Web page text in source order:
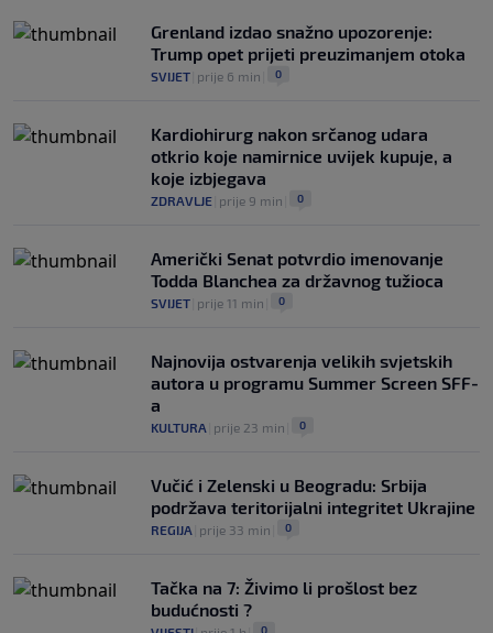
se uključio u utrku za Lukakua
NOGOMET|7. aug.| 0
Grenland izdao snažno upozorenje:
Trump opet prijeti preuzimanjem otoka
SVIJET prije 6 min 0
Kardiohirurg nakon srčanog udara
otkrio koje namirnice uvijek kupuje, a
koje izbjegava
ZDRAVLJE prije 9 min 0
Američki Senat potvrdio imenovanje
Todda Blanchea za državnog tužioca
SVIJET prije 11 min 0
Najnovija ostvarenja velikih svjetskih
autora u programu Summer Screen SFF-
a
KULTURA prije 23 min 0
Vučić i Zelenski u Beogradu: Srbija
podržava teritorijalni integritet Ukrajine
REGIJA prije 33 min 0
Tačka na 7: Živimo li prošlost bez
budućnosti ?
0